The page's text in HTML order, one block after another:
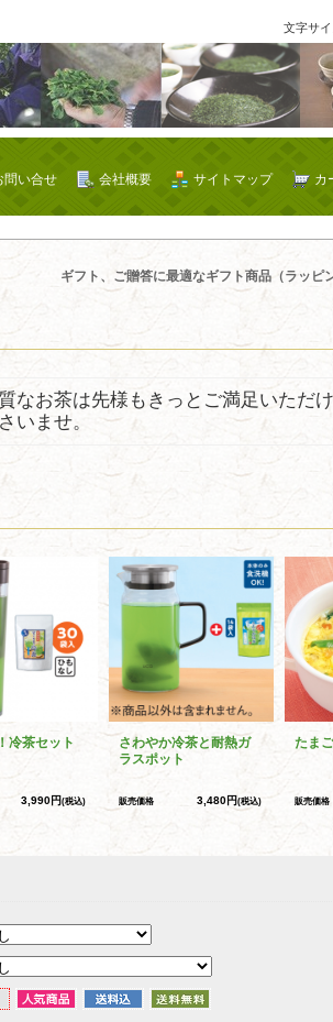
文字サ
カ
サイトマップ
会社概要
問い合せ
ギフト、ご贈答に最適なギフト商品（ラッピ
なお茶は先様もきっとご満足いただ
いませ。
冷茶セット
3,990円(税込)
さわやか冷茶と耐熱ガ
ラスポット
販売価格 3,480円(税込)
たま
販売価格